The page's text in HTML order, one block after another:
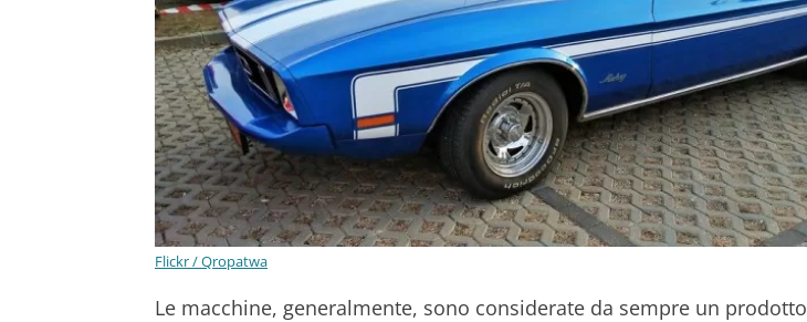
Flickr / Qropatwa
Le macchine, generalmente, sono considerate da sempre un prodotto